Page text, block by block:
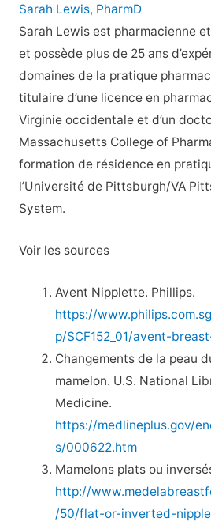
Sarah Lewis, PharmD
Sarah Lewis est pharmacienne
et possède plus de 25 ans
domaines de la pratique
titulaire d’une licence en
Virginie occidentale et d’un
Massachusetts College of
formation de résidence en
l’Université de Pittsburgh/VA
System.
Voir les sources
Avent Nipplette. Phillips.
https://
p/SCF152_01/avent-
Changements de la peau
mamelon. U.S. National
Medicine.
https://medlineplus.gov/
s/000622.htm
Mamelons plats ou
http://
/50/flat-or-inverted-